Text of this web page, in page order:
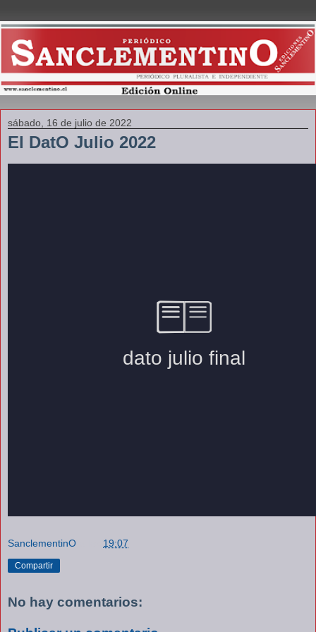
sábado, 16 de julio de 2022
El DatO Julio 2022
SanclementinO 19:07
Compartir
No hay comentarios: